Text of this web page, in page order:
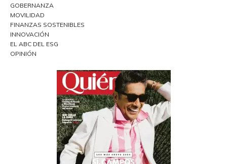
GOBERNANZA
MOVILIDAD
FINANZAS SOSTENIBLES
INNOVACIÓN
EL ABC DEL ESG
OPINIÓN